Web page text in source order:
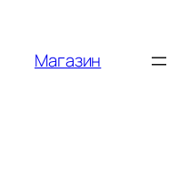
содержимому
Магазин